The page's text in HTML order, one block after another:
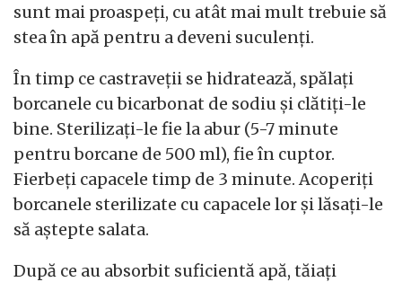
sunt mai proaspeți, cu atât mai mult trebuie să
stea în apă pentru a deveni suculenți.
În timp ce castraveții se hidratează, spălați
borcanele cu bicarbonat de sodiu și clătiți-le
bine. Sterilizați-le fie la abur (5-7 minute
pentru borcane de 500 ml), fie în cuptor.
Fierbeți capacele timp de 3 minute. Acoperiți
borcanele sterilizate cu capacele lor și lăsați-le
să aștepte salata.
După ce au absorbit suficientă apă, tăiați